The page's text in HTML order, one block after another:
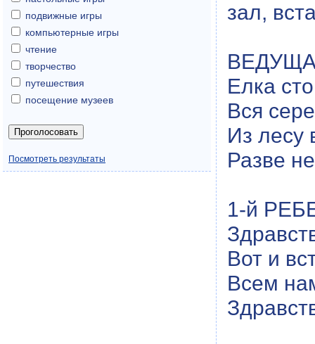
зал,
Елка
Вся
Из лесу
Разве
1-й
Вот и
Всем
подвижные игры
компьютерные игры
чтение
творчество
путешествия
посещение музеев
Посмотреть результаты